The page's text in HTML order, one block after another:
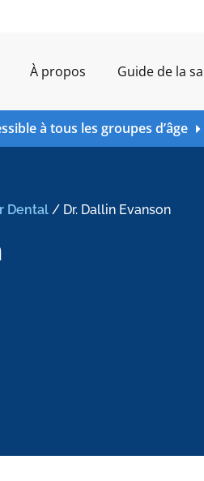
À propos Guide de la
à tous les groupes d’âge
Dental/ Dr. Dallin Evanson